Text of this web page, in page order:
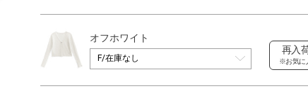
オフホワイト
再入
※お気に